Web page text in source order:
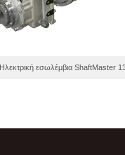
Ηλεκτρική εσωλέμβια ShaftMaster